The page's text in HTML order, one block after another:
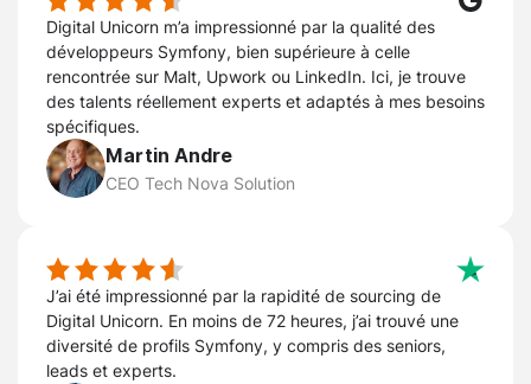
Digital Unicorn m’a impressionné par la qualité des
développeurs Symfony, bien supérieure à celle
rencontrée sur Malt, Upwork ou LinkedIn. Ici, je trouve
des talents réellement experts et adaptés à mes besoins
spécifiques.
Martin Andre
CEO Tech Nova Solution
J’ai été impressionné par la rapidité de sourcing de
Digital Unicorn. En moins de 72 heures, j’ai trouvé une
diversité de profils Symfony, y compris des seniors,
leads et experts.